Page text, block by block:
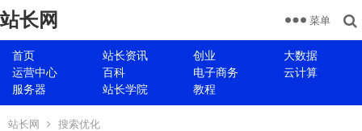
站长网
首页 站长资讯 创业
大数据
运营中心
百科 电子商务
云计算
服务器
站长学院 教程
菜单
站长网 搜索优化